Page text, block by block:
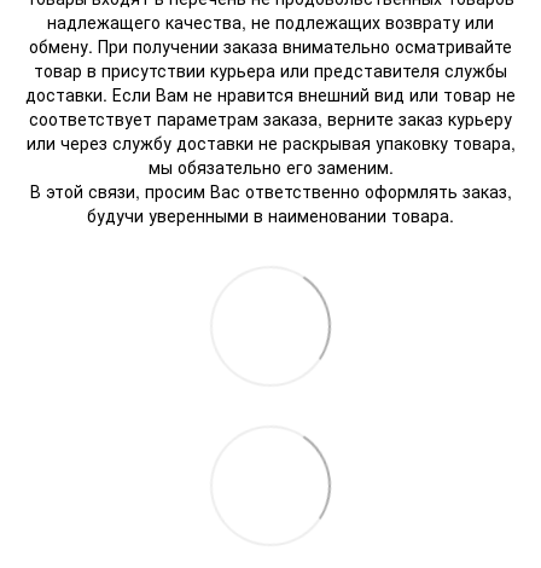
надлежащего качества, не подлежащих возврату или
обмену. При получении заказа внимательно осматривайте
товар в присутствии курьера или представителя службы
доставки. Если Вам не нравится внешний вид или товар не
соответствует параметрам заказа, верните заказ курьеру
или через службу доставки не раскрывая упаковку товара,
мы обязательно его заменим.
В этой связи, просим Вас ответственно оформлять заказ,
будучи уверенными в наименовании товара.